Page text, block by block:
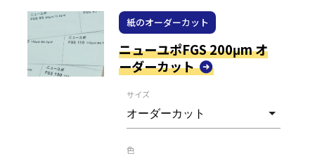
紙のオーダーカット
ニューユポFGS 200μm オ
ーダーカット
サイズ
色